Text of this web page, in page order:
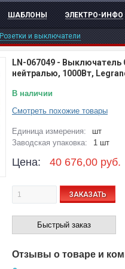
ШАБЛОНЫ ЭЛЕКТРО-ИНФО
Розетки и выключатели
LN-067049 - Выключатель
нейтралью, 1000Вт,
В наличии
Смотреть похожие товары
Единица измерения:
шт
Заводская упаковка:
1 шт
Цена: 40 676,00 руб.
ЗАКАЗАТЬ
Быстрый заказ
Отзывы о товаре и